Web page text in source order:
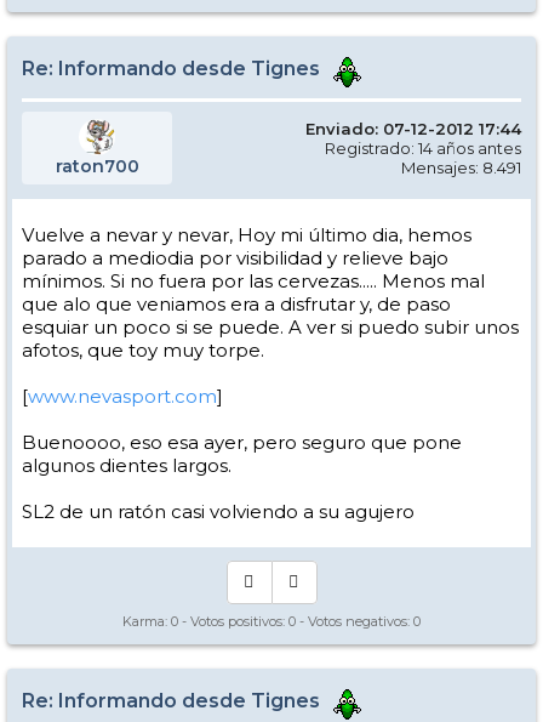
Re: Informando desde Tignes
raton700
Enviado: 07-12-2012 17:44
Registrado: 14 años antes
Mensajes: 8.491
Vuelve a nevar y nevar, Hoy mi último dia, hemos
parado a mediodia por visibilidad y relieve bajo
mínimos. Si no fuera por las cervezas..... Menos mal
que alo que veniamos era a disfrutar y, de paso
esquiar un poco si se puede. A ver si puedo subir unos
afotos, que toy muy torpe.
[www.nevasport.com]
Buenoooo, eso esa ayer, pero seguro que pone
algunos dientes largos.
SL2 de un ratón casi volviendo a su agujero
Karma: 0 - Votos positivos: 0 - Votos negativos: 0
Re: Informando desde Tignes